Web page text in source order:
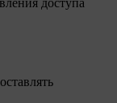
доступа